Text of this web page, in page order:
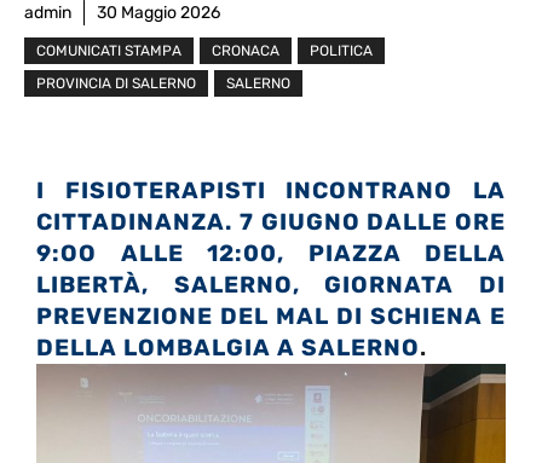
admin 30 Maggio 2026
COMUNICATI STAMPA CRONACA
POLITICA
PROVINCIA DI SALERNO
SALERNO
I FISIOTERAPISTI INCONTRANO LA
CITTADINANZA. 7 GIUGNO DALLE ORE
9:OO ALLE 12:00, PIAZZA DELLA
LIBERTÀ, SALERNO, GIORNATA DI
PREVENZIONE DEL MAL DI SCHIENA E
DELLA LOMBALGIA A SALERNO.